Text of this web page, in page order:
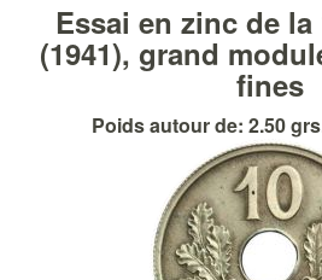
Essai en zinc de
(1941), grand
fines
Poids autour de: 2.50